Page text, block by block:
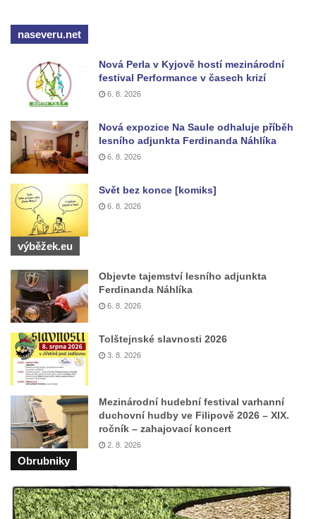
Růžové
Vilémově
Centrální kříž na novém hřbitově ve
Vilémově
Kříž u kostela Nanebevzetí Panny Marie na
křížové cestě ve Vilémově
Kříž u cesty mezi Růžovou a Kamenickou
Kříž u severní zdi kostela Nalezení svatého
Kříže ve Frýdlantu
Kříž na Křížové cestě na Křížovém vrchu ve
Frýdlantu
Centrální kříž hřbitova ve Sloupu v Čechách
Kříž u koryta náhonu na Chřibské Kamenici
Kříž na Strážném vrchu v Rumburku
Kříž poblíž Ovčího mostu u Tisové
Kříž u kaple svatých Cyrila a Metoděje v
Kunraticích u Šluknova
Kříž na zahradě u domu ev. č. 11 v
Kunraticích u Šluknova
Kříž naproti domu čp. 34 v Kunraticích u
Kříž u polní cesty mezi Šluknovem a
naseveru.net
Nová Perla v Kyjově hostí mezinárodní
festival Performance v časech krizí
6. 8. 2026
Nová expozice Na Saule odhaluje příběh
lesního adjunkta Ferdinanda Náhlíka
6. 8. 2026
Svět bez konce [komiks]
6. 8. 2026
výběžek.eu
Objevte tajemství lesního adjunkta
Ferdinanda Náhlíka
6. 8. 2026
Tolštejnské slavnosti 2026
3. 8. 2026
Mezinárodní hudební festival varhanní
duchovní hudby ve Filipově 2026 – XIX.
ročník – zahajovací koncert
2. 8. 2026
Obrubniky